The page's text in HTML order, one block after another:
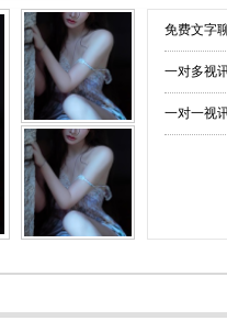
免费文字
一对多视
一对一视